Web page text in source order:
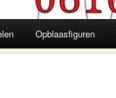
Opblaasfiguren